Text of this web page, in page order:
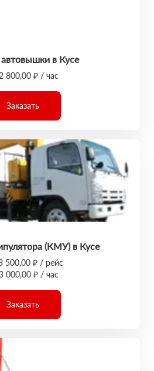
в Кусе
800,00 ₽ / час
Заказать
(КМУ) в Кусе
500,00 ₽ / рейс
000,00 ₽ / час
Заказать